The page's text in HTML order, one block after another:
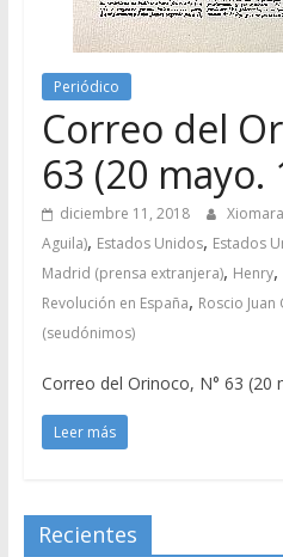
Periódico
Correo del
63 (20 mayo.
diciembre 11, 2018
Aguila), Estados Unidos, Estados
Madrid (prensa extranjera), Henry,
Revolución en España, Roscio Juan
(seudónimos)
Correo del Orinoco, N° 63 (20
Leer más
Recientes